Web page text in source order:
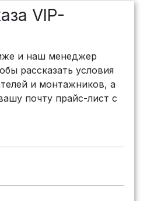
(минимум
Сроки — от 3
— от500 рублей
Идеально подходит
товаров.
индивидуально
о том, чтобы
VIP-
и наш менеджер
рассказать условия
и монтажников, а
почту прайс-лист с